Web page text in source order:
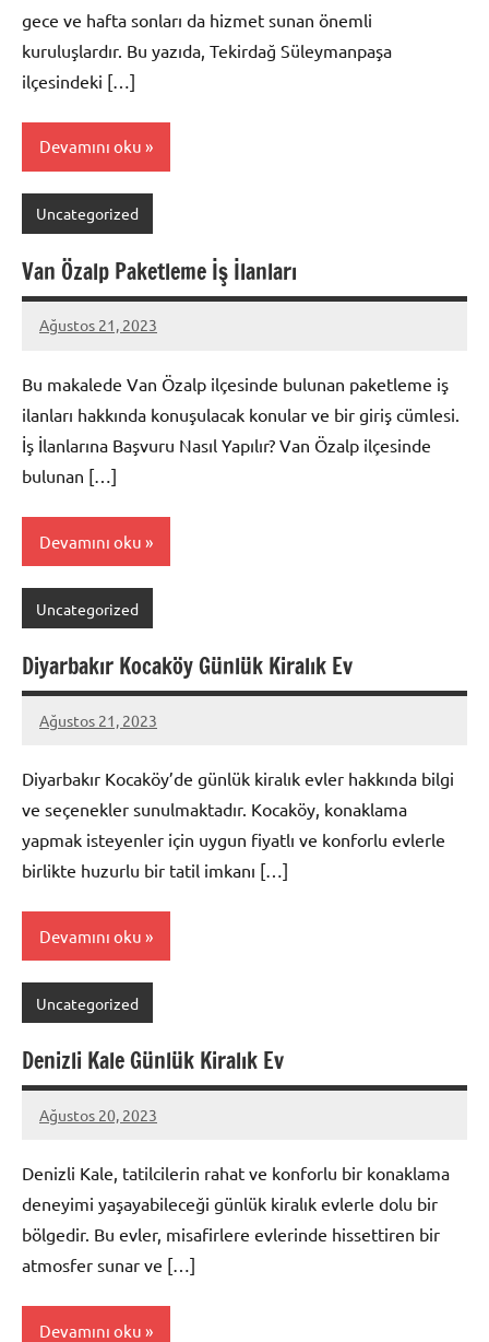
gece ve hafta sonları da hizmet sunan önemli
kuruluşlardır. Bu yazıda, Tekirdağ Süleymanpaşa
ilçesindeki […]
Devamını oku
Uncategorized
Van Özalp Paketleme İş İlanları
Ağustos 21, 2023
admin
Bu makalede Van Özalp ilçesinde bulunan paketleme iş
ilanları hakkında konuşulacak konular ve bir giriş cümlesi.
İş İlanlarına Başvuru Nasıl Yapılır? Van Özalp ilçesinde
bulunan […]
Devamını oku
Uncategorized
Diyarbakır Kocaköy Günlük Kiralık Ev
Ağustos 21, 2023
admin
Diyarbakır Kocaköy’de günlük kiralık evler hakkında bilgi
ve seçenekler sunulmaktadır. Kocaköy, konaklama
yapmak isteyenler için uygun fiyatlı ve konforlu evlerle
birlikte huzurlu bir tatil imkanı […]
Devamını oku
Uncategorized
Denizli Kale Günlük Kiralık Ev
Ağustos 20, 2023
admin
Denizli Kale, tatilcilerin rahat ve konforlu bir konaklama
deneyimi yaşayabileceği günlük kiralık evlerle dolu bir
bölgedir. Bu evler, misafirlere evlerinde hissettiren bir
atmosfer sunar ve […]
Devamını oku